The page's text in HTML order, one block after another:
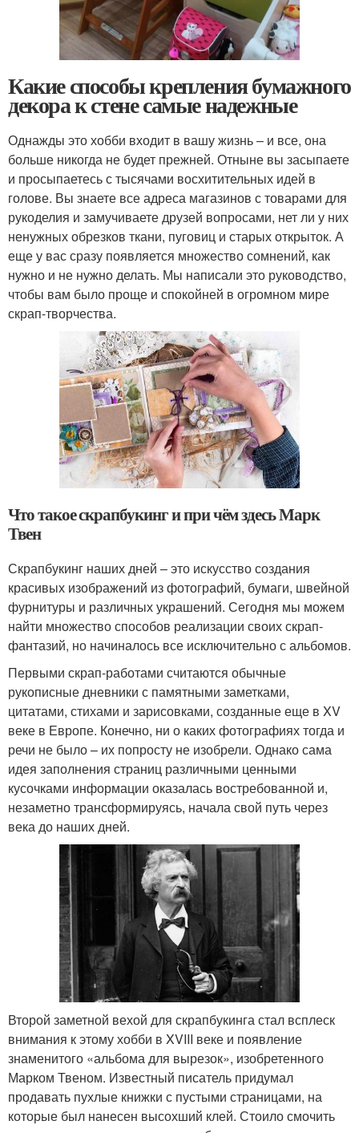
Какие способы крепления бумажного
декора к стене самые надежные
Однажды это хобби входит в вашу жизнь – и все, она
больше никогда не будет прежней. Отныне вы засыпаете
и просыпаетесь с тысячами восхитительных идей в
голове. Вы знаете все адреса магазинов с товарами для
рукоделия и замучиваете друзей вопросами, нет ли у них
ненужных обрезков ткани, пуговиц и старых открыток. А
еще у вас сразу появляется множество сомнений, как
нужно и не нужно делать. Мы написали это руководство,
чтобы вам было проще и спокойней в огромном мире
скрап-творчества.
Что такое скрапбукинг и при чём здесь Марк
Твен
Скрапбукинг наших дней – это искусство создания
красивых изображений из фотографий, бумаги, швейной
фурнитуры и различных украшений. Сегодня мы можем
найти множество способов реализации своих скрап-
фантазий, но начиналось все исключительно с альбомов.
Первыми скрап-работами считаются обычные
рукописные дневники с памятными заметками,
цитатами, стихами и зарисовками, созданные еще в XV
веке в Европе. Конечно, ни о каких фотографиях тогда и
речи не было – их попросту не изобрели. Однако сама
идея заполнения страниц различными ценными
кусочками информации оказалась востребованной и,
незаметно трансформируясь, начала свой путь через
века до наших дней.
Второй заметной вехой для скрапбукинга стал всплеск
внимания к этому хобби в XVIII веке и появление
знаменитого «альбома для вырезок», изобретенного
Марком Твеном. Известный писатель придумал
продавать пухлые книжки с пустыми страницами, на
которые был нанесен высохший клей. Стоило смочить